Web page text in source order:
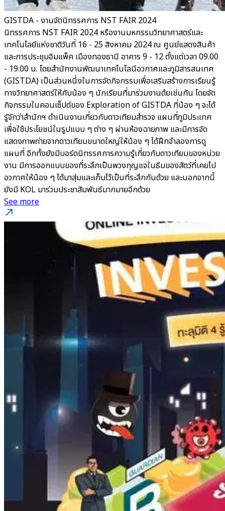
GISTDA - งานจัดนิทรรศการ NST FAIR 2024
นิทรรศการ NST FAIR 2024 หรืองานมหกรรมวิทยาศาสตร์และ
เทคโนโลยีแห่งชาติวันที่ 16 - 25 สิงหาคม 2024 ณ ศูนย์แสดงสินค้า
และการประชุมอิมแพ็ค เมืองทองธานี อาคาร 9 - 12 ตั้งแต่เวลา 09.00
- 19.00 น. โดยสำนักงานพัฒนาเทคโนโลนีอวกาศและภูมิสารสนเทศ
(GISTDA) เป็นส่วนหนึ่งในการจัดกิจกรรมเพื่อเสริมสร้างการเรียนรู้
ทางวิทยาศาสตร์ให้กับน้อง ๆ นักเรียนที่มาร่วมงานด้ยเช่นกัน โดยจัด
กิจกรรมในคอนเซ็ปต์ของ Exploration of GISTDA ที่น้อง ๆ จะได้
รูัจักว่าสำนักฯ ดำเนินงานเกี่ยวกับดาวเทียมสำรวจ แผนที่ภูมิประเทศ
เพื่อใช้ประโยชน์ในรูปแบบ ๆ ต่าง ๆ ผ่านห้องฉายภาพ และมีการจัด
แสดงภาพถ่ายจากดาวเทียมขนาดใหญ่ให้น้อง ๆ ได้ฝึกจำลองการดู
แผนที่ อีกทั้งยังมีบอร์ดนิทรรศการความรู้เกี่ยวกับดาวเทียมของหน่วย
งาน มีการออกแบบของที่ระลึกเป็นพวงกุญแจในธีมของสัตว์ที่เคยไป
อวกาศให้น้อง ๆ ได้มาสุ่มและเก็บไว้เป็นที่ระลึกกันด้วย และนอกจากนี้
ยังมี KOL มาร่วมประชาสัมพันธ์มากมายอีกด้วย
See more